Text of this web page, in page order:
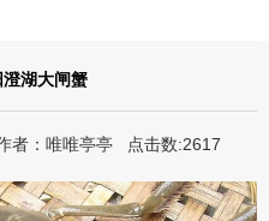
湖大闸蟹
者：唯唯亭亭 点击数:2617